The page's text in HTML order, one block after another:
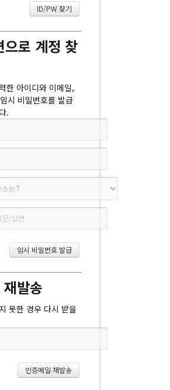
으로 계정 찾
한 아이디와 이메일,
시 비밀번호를 발급
.
발송
못한 경우 다시 받을